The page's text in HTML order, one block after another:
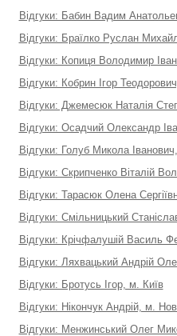
Відгуки: Бабин Вадим
Відгуки: Браїлко Руслан
Відгуки: Копиця Володимир
Відгуки: Кобрин Ігор
Відгуки: Джемесюк Наталія
Відгуки: Осадчий Олександр
Відгуки: Голуб Микола
Відгуки: Скрипченко Віталій
Відгуки: Тарасюк Олена
Відгуки: Смільницький
Відгуки: Крічфалушій Василь
Відгуки: Ляхвацький Андрій
Відгуки: Бротусь Ігор, м. Київ
Відгуки: Нікончук Андрій, м.
Відгуки: Менжинський Олег